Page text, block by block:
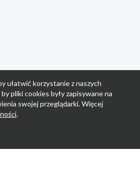
ułatwić korzystanie z naszych
pliki cookies były zapisywane na
swojej przeglądarki. Więcej
.